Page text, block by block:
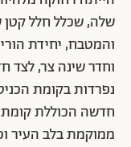
שלה, שכלל חלל קטן
והמטבח, יחידת
וחדר שינה צר, לצד
נפרדות בקומת
חדשה הכוללת
ממוקמת בלב העיר